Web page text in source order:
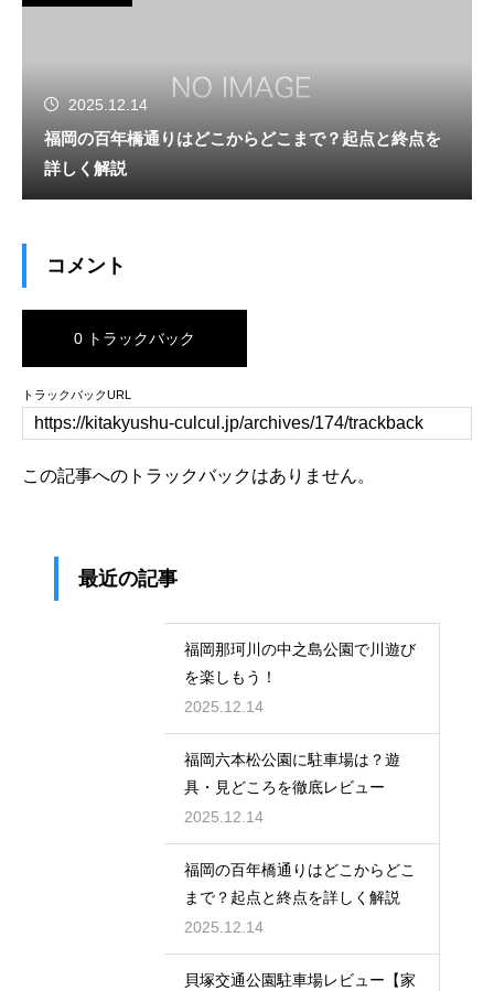
2025.12.14
福岡の百年橋通りはどこからどこまで？起点と終点を
詳しく解説
コメント
0 トラックバック
トラックバックURL
この記事へのトラックバックはありません。
最近の記事
福岡那珂川の中之島公園で川遊び
を楽しもう！
2025.12.14
福岡六本松公園に駐車場は？遊
具・見どころを徹底レビュー
2025.12.14
福岡の百年橋通りはどこからどこ
まで？起点と終点を詳しく解説
2025.12.14
貝塚交通公園駐車場レビュー【家